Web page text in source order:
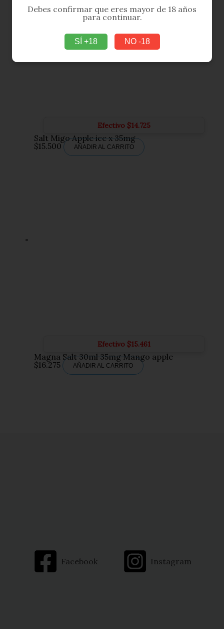
Efectivo $14.725
Salt Migo Apple ice x 35mg
$15.500 AÑADIR AL CARRITO
Efectivo $15.461
Magna Salt 30ml 35mg Mango apple
$16.275 AÑADIR AL CARRITO
Facebook Instagram
Debes confirmar que eres mayor de 18 años
para continuar.
SÍ +18 NO -18